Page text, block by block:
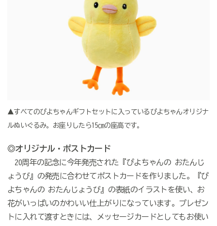
▲すべてのぴよちゃんギフトセットに入っているぴよちゃんオリジナ
ルぬいぐるみ。お座りしたら15㎝の座高です。
◎オリジナル・ポストカード
20周年の記念に今年発売された『ぴよちゃんの おたんじ
ょうび』の発売に合わせてポストカードを作りました。『ぴ
よちゃんの おたんじょうび』の表紙のイラストを使い、お
花がいっぱいのかわいい仕上がりになっています。プレゼン
トに入れて渡すときには、メッセージカードとしてもお使い